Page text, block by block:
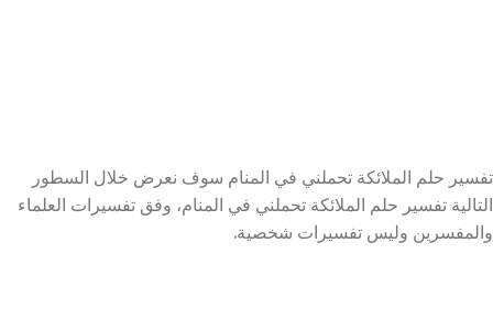
تفسير حلم الملائكة تحملني في المنام سوف نعرض خلال السطور
التالية تفسير حلم الملائكة تحملني في المنام، وفق تفسيرات العلماء
والمفسرين وليس تفسيرات شخصية.